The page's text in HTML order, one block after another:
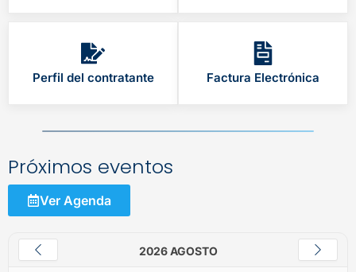
Perfil del contratante Factura Electrónica
Próximos eventos
Ver Agenda
2026 AGOSTO